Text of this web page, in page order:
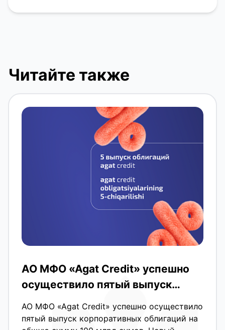
Читайте также
АО МФО «Agat Credit» успешно
осуществило пятый выпуск
корпоративных облигаций на
общую сумму 100 млрд сумов.
АО МФО «Agat Credit» успешно осуществило
пятый выпуск корпоративных облигаций на